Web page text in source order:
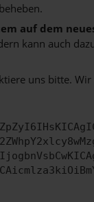
auf dem
kann auch
uns bitte.